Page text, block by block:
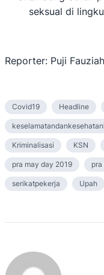
seksual di
Reporter: Puji Fauziah
Covid19 Headline
Kriminalisasi KSN
pra may day 2019
serikatpekerja Upah